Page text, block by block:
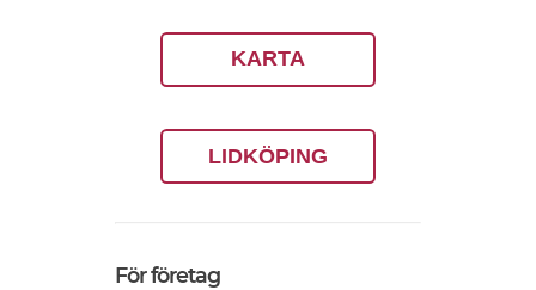
KARTA
LIDKÖPING
För företag